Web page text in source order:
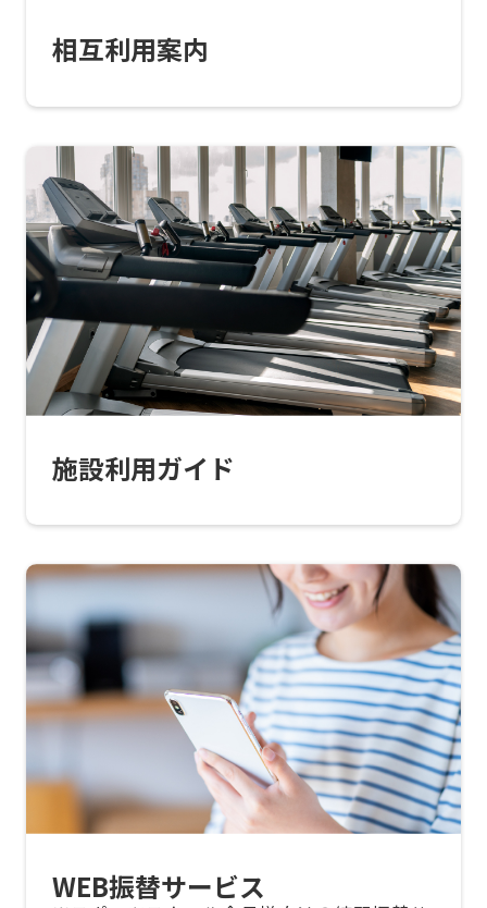
相互利用案内
施設利用ガイド
WEB振替サービス
version
of
this
website
will
be
translated
mechanically,
be
accurate
translation.
The
translation
may
differ
the